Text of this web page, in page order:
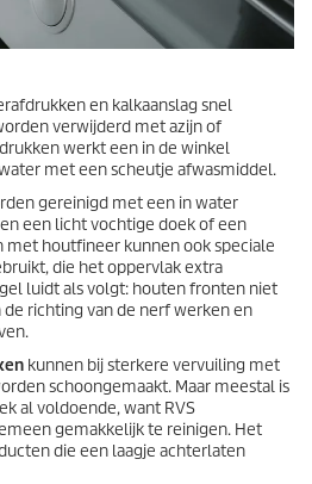
en kalkaanslag snel
verwijderd met azijn of
werkt een in de winkel
met een scheutje afwasmiddel.
gereinigd met een in water
een licht vochtige doek of een
houtfineer kunnen ook speciale
die het oppervlak extra
luidt als volgt: houten fronten niet
richting van de nerf werken en
kunnen bij sterkere vervuiling met
schoongemaakt. Maar meestal is
al voldoende, want RVS
gemakkelijk te reinigen. Het
die een laagje achterlaten